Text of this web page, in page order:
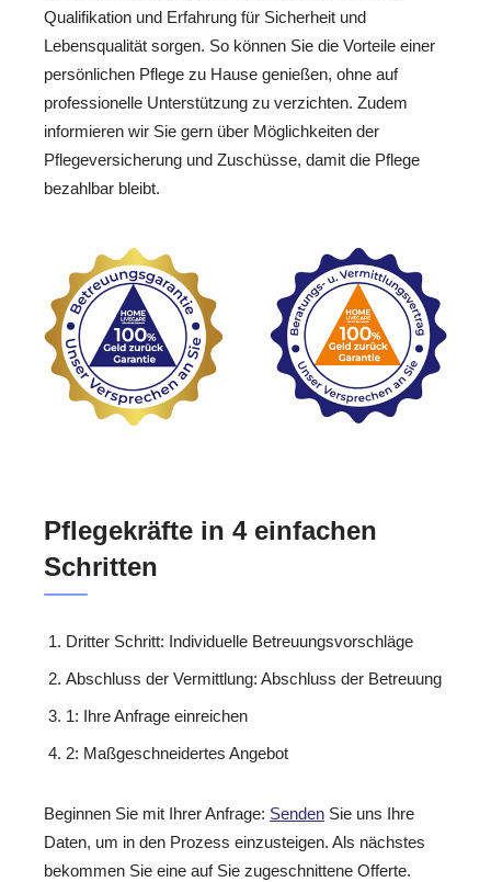
Qualifikation und Erfahrung für Sicherheit und
Lebensqualität sorgen. So können Sie die Vorteile einer
persönlichen Pflege zu Hause genießen, ohne auf
professionelle Unterstützung zu verzichten. Zudem
informieren wir Sie gern über Möglichkeiten der
Pflegeversicherung und Zuschüsse, damit die Pflege
bezahlbar bleibt.
Pflegekräfte in 4 einfachen
Schritten
Dritter Schritt: Individuelle Betreuungsvorschläge
Abschluss der Vermittlung: Abschluss der Betreuung
1: Ihre Anfrage einreichen
2: Maßgeschneidertes Angebot
Beginnen Sie mit Ihrer Anfrage: Senden Sie uns Ihre
Daten, um in den Prozess einzusteigen. Als nächstes
bekommen Sie eine auf Sie zugeschnittene Offerte.